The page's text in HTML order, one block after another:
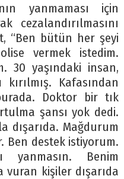
yanmaması için
cezalandırılmasını
“Ben bütün her şeyi
vermek istedim.
30 yaşındaki insan,
Kafasından
Doktor bir tık
şansı yok dedi.
dışarıda. Mağdurum
Ben destek istiyorum.
yanmasın. Benim
vuran kişiler dışarıda